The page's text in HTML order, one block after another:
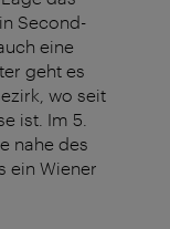
Second-
eine
geht es
wo seit
ist. Im 5.
nahe des
ein Wiener